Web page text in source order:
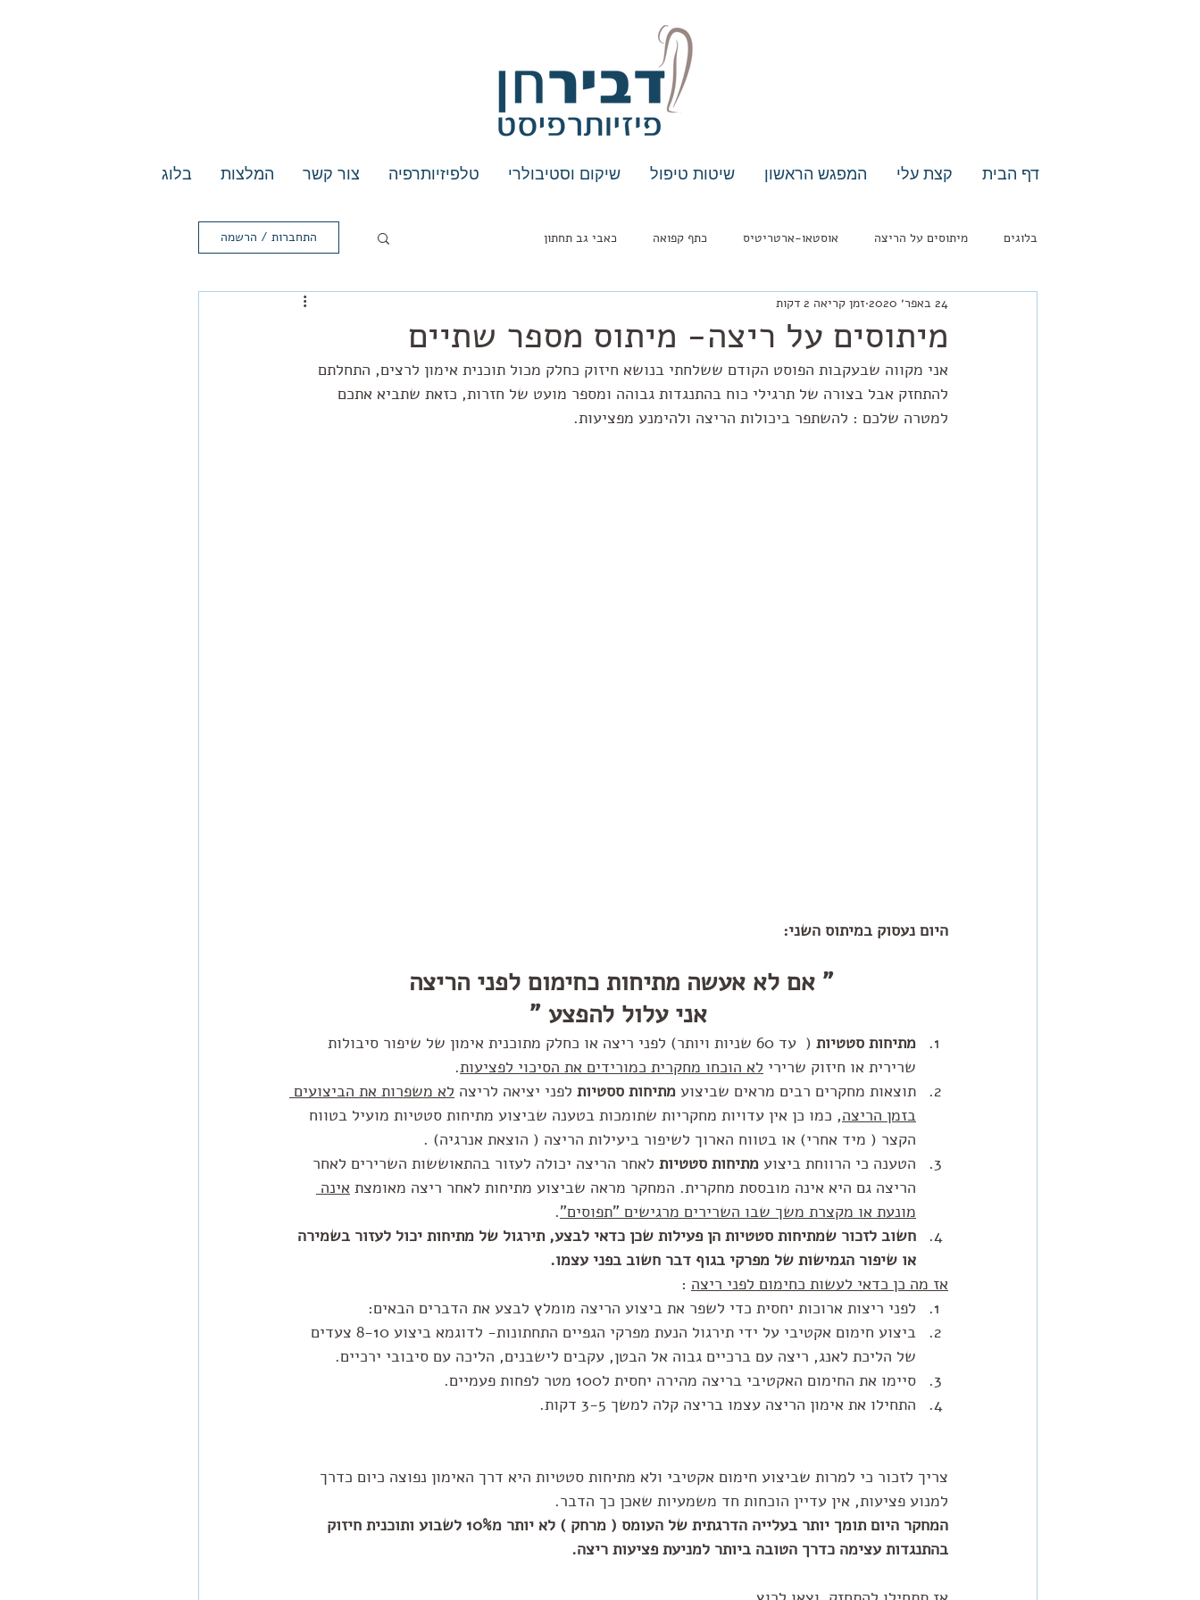
דף הבית קצת עלי המפגש הראשון שיטות טיפול שיקום וסטיבולרי טלפיזיותרפיה צור קשר המלצות בלוג
בלוגים מיתוסים על הריצה אוסטאו-ארטריטיס כתף קפואה כאבי גב תחתון התחברות / הרשמה
⁨מיתוסים על ריצה- מיתוס מספר שתיים⁩
24 באפר׳ 2020 זמן קריאה 2 דקות
אני מקווה שבעקבות הפוסט הקודם ששלחתי בנושא חיזוק כחלק מכול תוכנית אימון לרצים, התחלתם
להתחזק אבל בצורה של תרגילי כוח בהתנגדות גבוהה ומספר מועט של חזרות, כזאת שתביא אתכם
למטרה שלכם : להשתפר ביכולות הריצה ולהימנע מפציעות.
היום נעסוק במיתוס השני:
" אם לא אעשה מתיחות כחימום לפני הריצה
אני עלול להפצע "
מתיחות סטטיות
(  עד 60 שניות ויותר) לפני ריצה או כחלק מתוכנית אימון של שיפור סיבולות
שרירית או חיזוק שרירי לא הוכחו מחקרית כמורידים את הסיכוי לפציעות.
תוצאות מחקרים רבים מראים שביצוע מתיחות ססטיות לפני יציאה לריצה לא משפרות את הביצועים
בזמן הריצה, כמו כן אין עדויות מחקריות שתומכות בטענה שביצוע מתיחות סטטיות מועיל בטווח
הקצר ( מיד אחרי) או בטווח הארוך לשיפור ביעילות הריצה ( הוצאת אנרגיה) .
הטענה כי הרווחת ביצוע מתיחות סטטיות לאחר הריצה יכולה לעזור בהתאוששות השרירים לאחר
הריצה גם היא אינה מובססת מחקרית. המחקר מראה שביצוע מתיחות לאחר ריצה מאומצת אינה
מונעת או מקצרת משך שבו השרירים מרגישים "תפוסים".
חשוב לזכור שמתיחות סטטיות הן פעילות שכן כדאי לבצע, תירגול של מתיחות יכול לעזור בשמירה
או שיפור הגמישות של מפרקי בגוף דבר חשוב בפני עצמו.
אז מה כן כדאי לעשות כחימום לפני ריצה :
לפני ריצות ארוכות יחסית כדי לשפר את ביצוע הריצה מומלץ לבצע את הדברים הבאים:
ביצוע חימום אקטיבי על ידי תירגול הנעת מפרקי הגפיים התחתונות- לדוגמא ביצוע 8-10 צעדים
של הליכת לאנג, ריצה עם ברכיים גבוה אל הבטן, עקבים לישבנים, הליכה עם סיבובי ירכיים.
סיימו את החימום האקטיבי בריצה מהירה יחסית ל100 מטר לפחות פעמיים.
התחילו את אימון הריצה עצמו בריצה קלה למשך 3-5 דקות.
צריך לזכור כי למרות שביצוע חימום אקטיבי ולא מתיחות סטטיות היא דרך האימון נפוצה כיום כדרך
למנוע פציעות, אין עדיין הוכחות חד משמעיות שאכן כך הדבר.
המחקר היום תומך יותר בעלייה הדרגתית של העומס ( מרחק ) לא יותר מ10% לשבוע ותוכנית חיזוק
בהתנגדות עצימה כדרך הטובה ביותר למניעת פציעות ריצה.